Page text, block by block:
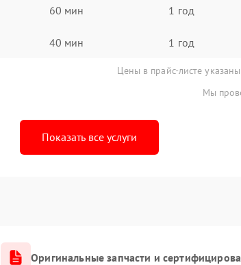
60 мин 1 год
40 мин 1 год
Цены в прайс-листе
Мы
Показать все услуги
Оригинальные запчасти и